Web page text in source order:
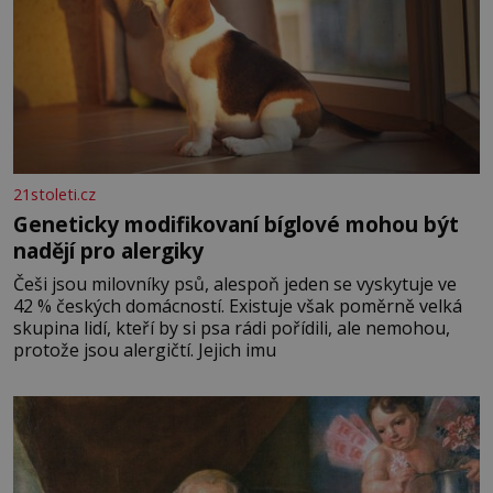
21stoleti.cz
Geneticky modifikovaní bíglové mohou být
nadějí pro alergiky
Češi jsou milovníky psů, alespoň jeden se vyskytuje ve
42 % českých domácností. Existuje však poměrně velká
skupina lidí, kteří by si psa rádi pořídili, ale nemohou,
protože jsou alergičtí. Jejich imu